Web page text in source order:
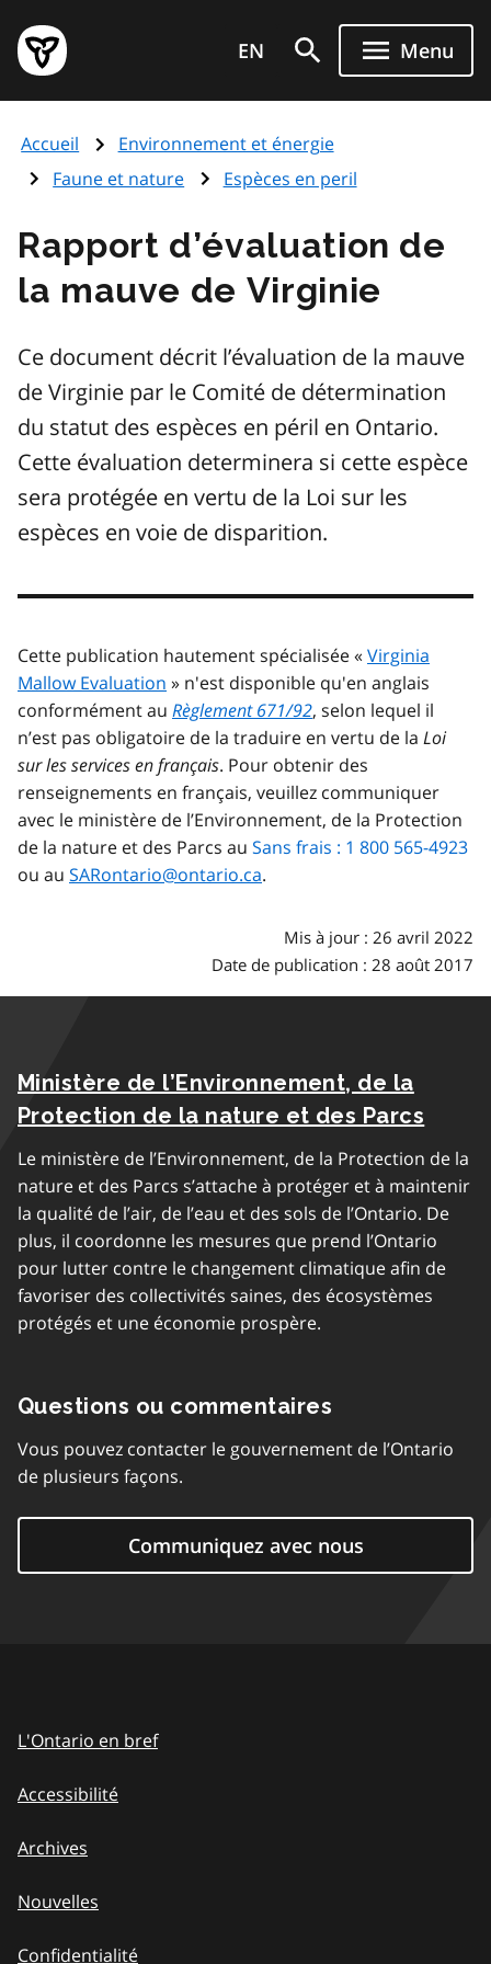
au
contenu
principal
Page
d'accueil
de
l'Ontario
EN Menu
Accueil
Environnement et énergie
Faune et nature
Espèces en peril
Rapport d’évaluation de
la mauve de Virginie
Ce document décrit l’évaluation de la mauve
de Virginie par le Comité de détermination
du statut des espèces en péril en Ontario.
Cette évaluation determinera si cette espèce
sera protégée en vertu de la Loi sur les
espèces en voie de disparition.
Cette publication hautement spécialisée « Virginia
Mallow Evaluation » n'est disponible qu'en anglais
conformément au Règlement 671/92, selon lequel il
n’est pas obligatoire de la traduire en vertu de la Loi
sur les services en français. Pour obtenir des
renseignements en français, veuillez communiquer
avec le ministère de l’Environnement, de la Protection
de la nature et des Parcs au Sans frais : 1 800 565-4923
ou au SARontario@ontario.ca.
Mis à jour : 26 avril 2022
Date de publication : 28 août 2017
Ministère de l’Environnement, de la
Protection de la nature et des Parcs
Le ministère de l’Environnement, de la Protection de la
nature et des Parcs s’attache à protéger et à maintenir
la qualité de l’air, de l’eau et des sols de l’Ontario. De
plus, il coordonne les mesures que prend l’Ontario
pour lutter contre le changement climatique afin de
favoriser des collectivités saines, des écosystèmes
protégés et une économie prospère.
Questions ou commentaires
Vous pouvez contacter le gouvernement de l’Ontario
de plusieurs façons.
Communiquez avec nous
L'Ontario en bref
Accessibilité
Archives
Nouvelles
Confidentialité